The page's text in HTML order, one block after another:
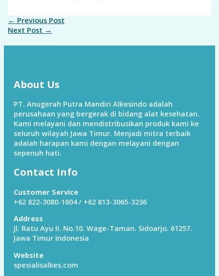
← Previous Post
Next Post →
About Us
PT. Anugerah Putra Mandiri Alkesindo adalah
perusahaan yang bergerak di bidang alat kesehatan.
Kami melayani dan mendistribusikan produk kami ke
seluruh wilayah Jawa Timur. Menjadi mitra terbaik
adalah harapan kami dengan melayani dengan
sepenuh hati.
Contact Info
Customer Service
+62 822-3080-1604 / +62 813-3065-3236
Address
Jl. Ratu Ayu II. No.10. Wage-Taman. Sidoarjo. 61257.
Jawa Timur Indonesia
Website
spesialisalkes.com